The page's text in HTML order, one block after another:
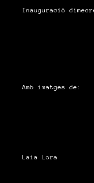
Inauguració
Amb imatges de:
Laia Lora